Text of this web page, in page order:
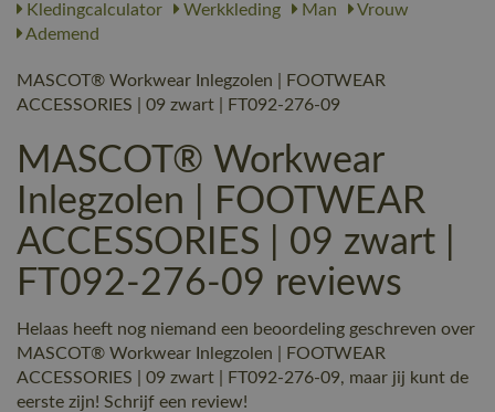
Kledingcalculator
Werkkleding Man
Vrouw
Ademend
MASCOT® Workwear Inlegzolen | FOOTWEAR
ACCESSORIES | 09 zwart | FT092-276-09
MASCOT® Workwear
Inlegzolen | FOOTWEAR
ACCESSORIES | 09 zwart |
FT092-276-09 reviews
Helaas heeft nog niemand een beoordeling geschreven over
MASCOT® Workwear Inlegzolen | FOOTWEAR
ACCESSORIES | 09 zwart | FT092-276-09, maar jij kunt de
eerste zijn! Schrijf een review!